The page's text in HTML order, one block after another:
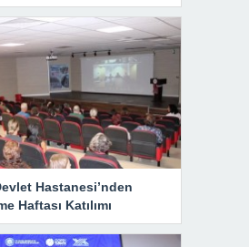
Hastanesi’nden
Haftası Katılımı